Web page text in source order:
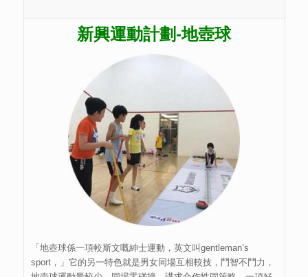
新興運動計劃-地壺球
「地壺球係一項較斯文嘅紳士運動，英文叫gentleman’s
sport，」它的另一特色就是男女同場互相較技，鬥智不鬥力，